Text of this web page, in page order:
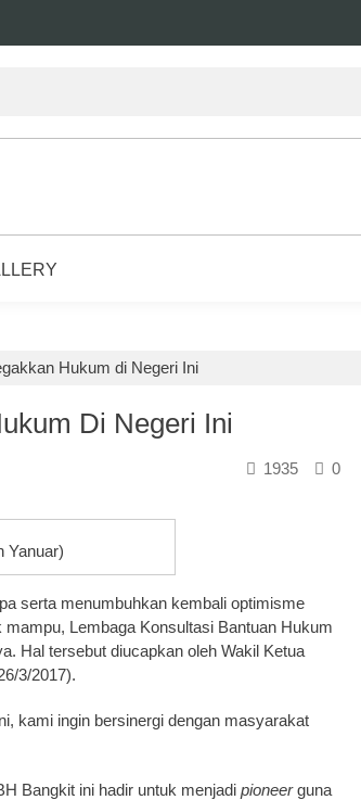
Hukum di Negeri Ini
Di Negeri Ini
0
1935
Yanuar)
serta menumbuhkan kembali optimisme
Lembaga Konsultasi Bantuan Hukum
Hal tersebut diucapkan oleh Wakil Ketua
3/2017).
kami ingin bersinergi dengan masyarakat
Bangkit ini hadir untuk menjadi pioneerguna